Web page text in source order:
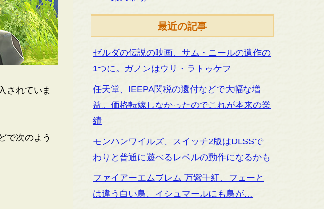
されていま
で次のよう
最近の記事
ゼルダの伝説の映画、サム・ニールの遺作の
1つに。ガノンはウリ・ラトゥケフ
任天堂、IEEPA関税の還付などで大幅な増
益。価格転嫁しなかったのでこれが本来の業
績
モンハンワイルズ、スイッチ2版はDLSSで
わりと普通に遊べるレベルの動作になるかも
ファイアーエムブレム 万紫千紅、フェーと
は違う白い鳥。イシュマールにも鳥が…